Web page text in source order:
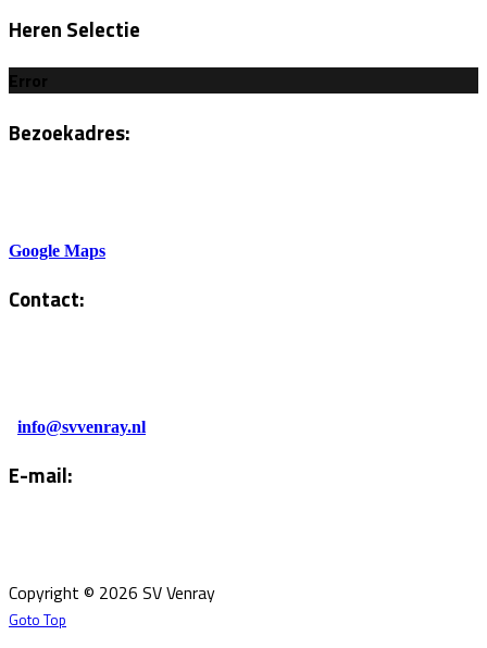
Heren Selectie
Error
Bezoekadres:
Google Maps
Contact:
info@svvenray.nl
E-mail:
Copyright © 2026 SV Venray
Goto Top